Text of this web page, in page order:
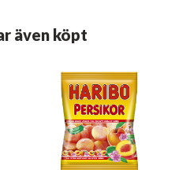
även köpt